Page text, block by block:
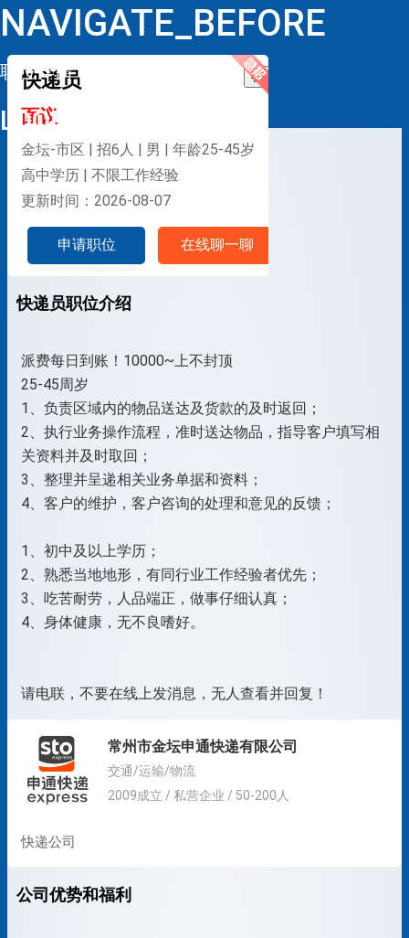
NAVIGATE_BEFORE
职位详情
LOOP
快递员 收藏
面议
金坛-市区 | 招6人 | 男 | 年龄25-45岁
高中学历 | 不限工作经验
更新时间：2026-08-07
申请职位 在线聊一聊
快递员职位介绍
派费每日到账！10000~上不封顶
25-45周岁
1、负责区域内的物品送达及货款的及时返回；
2、执行业务操作流程，准时送达物品，指导客户填写相
关资料并及时取回；
3、整理并呈递相关业务单据和资料；
4、客户的维护，客户咨询的处理和意见的反馈；
1、初中及以上学历；
2、熟悉当地地形，有同行业工作经验者优先；
3、吃苦耐劳，人品端正，做事仔细认真；
4、身体健康，无不良嗜好。
请电联，不要在线上发消息，无人查看并回复！
常州市金坛申通快递有限公司
交通/运输/物流
2009成立 / 私营企业 / 50-200人
快递公司
公司优势和福利